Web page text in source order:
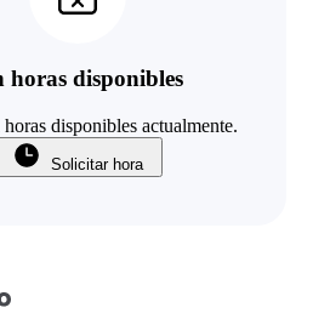
horas disponibles
disponibles actualmente.
Solicitar hora